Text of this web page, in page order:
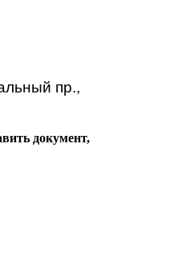
пр.,
документ,